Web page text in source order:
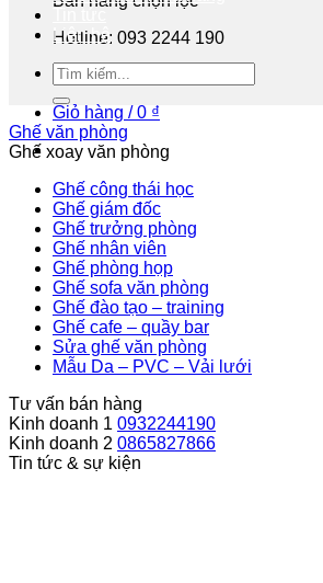
Hotline: 093 2244 190
Tư vấn miễn phí
Giỏ hàng /0 ₫
Liên hệ
Ghế văn phòng
Ghế xoay văn phòng
Ghế công thái học
Ghế giám đốc
Ghế trưởng phòng
Ghế nhân viên
Ghế phòng họp
Ghế sofa văn phòng
Ghế đào tạo – training
Ghế cafe – quầy bar
Sửa ghế văn phòng
Mẫu Da – PVC – Vải lưới
Tư vấn bán hàng
Kinh doanh 1 0932244190
Kinh doanh 2 0865827866
Tin tức & sự kiện